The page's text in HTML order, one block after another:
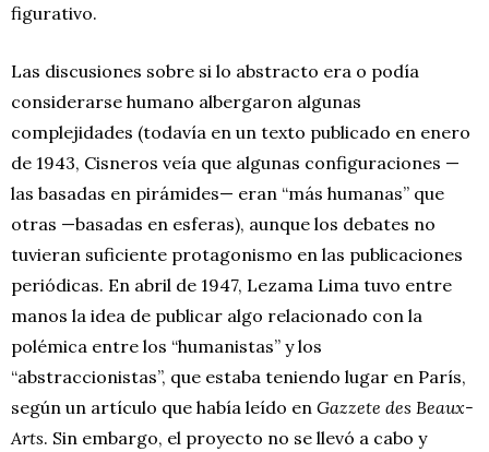
figurativo.
Las discusiones sobre si lo abstracto era o podía
considerarse humano albergaron algunas
complejidades (todavía en un texto publicado en enero
de 1943, Cisneros veía que algunas configuraciones —
las basadas en pirámides— eran “más humanas” que
otras —basadas en esferas), aunque los debates no
tuvieran suficiente protagonismo en las publicaciones
periódicas. En abril de 1947, Lezama Lima tuvo entre
manos la idea de publicar algo relacionado con la
polémica entre los “humanistas” y los
“abstraccionistas”, que estaba teniendo lugar en París,
según un artículo que había leído en Gazzete des Beaux-
Arts. Sin embargo, el proyecto no se llevó a cabo y